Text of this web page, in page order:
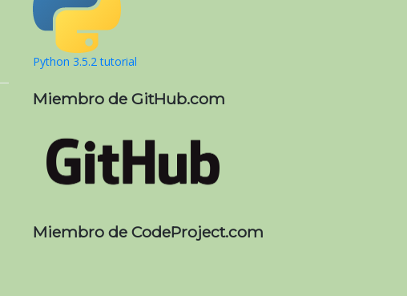
Python 3.5.2 tutorial
Miembro de GitHub.com
Miembro de CodeProject.com